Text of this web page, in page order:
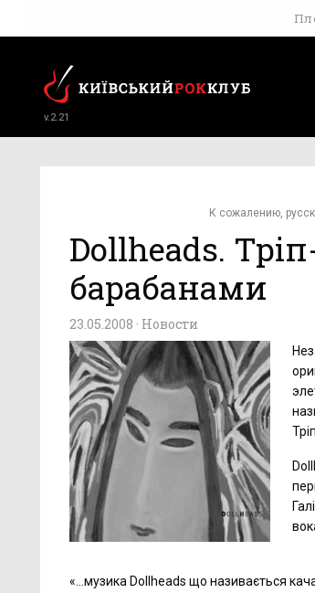
v.2.21
К сожалению,
Dollheads.
барабанами
23.05.2008 · Новости
«…музика Dollheads що називається